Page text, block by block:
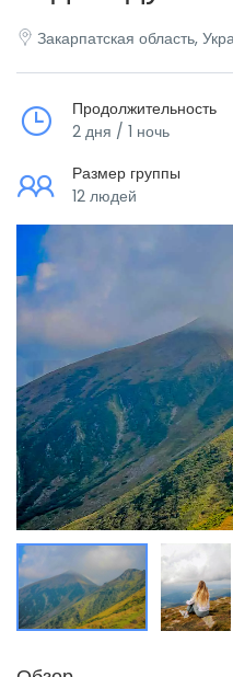
Закарпатская область,
Продолжительность
2 дня / 1 ночь
Размер группы
12 людей